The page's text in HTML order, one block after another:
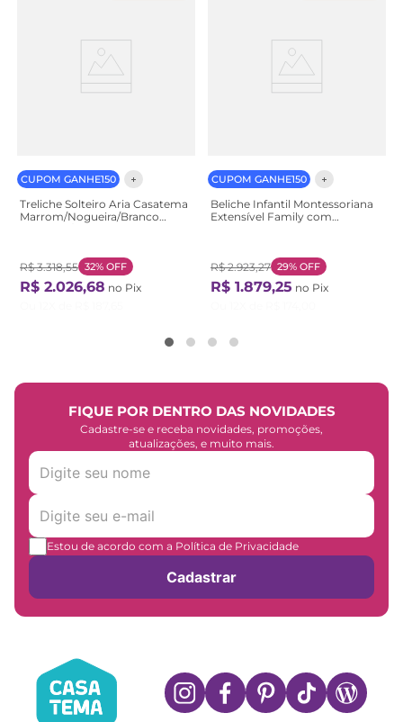
CUPOM GANHE150
Treliche Solteiro Aria Casatema
Marrom/Nogueira/Branco
R$ 3.318,55 32% OFF
R$ 2.026,68 no Pix
CUPOM GANHE150
Beliche Infantil Montessoriana
Extensível Family com
R$ 2.923,27 29% OFF
R$ 1.879,25 no Pix
FIQUE POR DENTRO DAS NOVIDADES
Cadastre-se e receba novidades, promoções,
atualizações, e muito mais.
Estou de acordo com a Política de Privacidade
Cadastrar